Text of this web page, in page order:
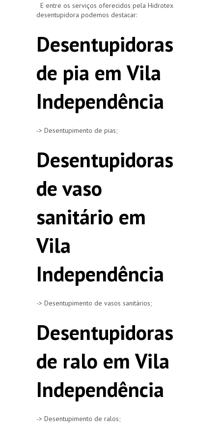
E entre os serviços oferecidos pela Hidrotex
desentupidora podemos destacar:
Desentupidoras
de pia em Vila
Independência
-> Desentupimento de pias;
Desentupidoras
de vaso
sanitário em
Vila
Independência
-> Desentupimento de vasos sanitários;
Desentupidoras
de ralo em Vila
Independência
-> Desentupimento de ralos;